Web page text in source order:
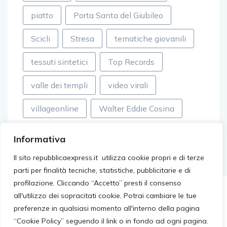
Informativa
Il sito repubblicaexpress.it utilizza cookie propri e di terze
parti per finalità tecniche, statistiche, pubblicitarie e di
profilazione. Cliccando “Accetto” presti il consenso
all'utilizzo dei sopracitati cookie, Potrai cambiare le tue
preferenze in qualsiasi momento all'interno della pagina
“Cookie Policy” seguendo il link o in fondo ad ogni pagina.
piatto Porta Santa del Giubileo
Scicli Stresa tematiche giovanili
tessuti sintetici Top Records
valle dei templi video virali
villageonline Walter Eddie Cosina